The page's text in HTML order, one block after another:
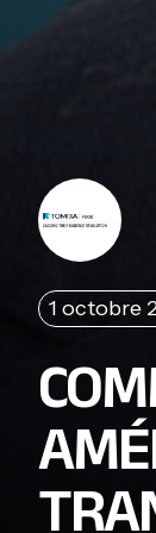
1 octobre